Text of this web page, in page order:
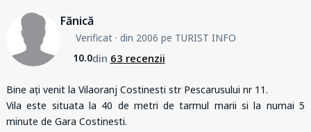
Fănică
Verificat· din 2006 pe TURIST INFO
10.0din 63 recenzii
Bine ați venit la Vilaoranj Costinesti str Pescarusului nr 11.
Vila este situata la 40 de metri de tarmul marii si la numai 5
minute de Gara Costinesti.